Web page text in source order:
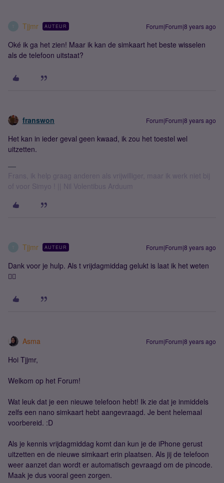
T Tjjmr AUTEUR Forum|Forum|8 years ago
Oké ik ga het zien! Maar ik kan de simkaart het beste wisselen
als de telefoon uitstaat?
franswon Forum|Forum|8 years ago
Het kan in ieder geval geen kwaad, ik zou het toestel wel
uitzetten.
Frans, ik help graag anderen als vrijwilliger, maar ik werk niet bij
of voor Simyo ! || Nil Volentibus Arduum
T Tjjmr AUTEUR Forum|Forum|8 years ago
Dank voor je hulp. Als t vrijdagmiddag gelukt is laat ik het weten
👍🏻
Asma Forum|Forum|8 years ago
Hoi Tjjmr,
Welkom op het Forum!
Wat leuk dat je een nieuwe telefoon hebt! Ik zie dat je inmiddels
zelfs een nano simkaart hebt aangevraagd. Je bent helemaal
voorbereid. :D
Als je kennis vrijdagmiddag komt dan kun je de iPhone gerust
uitzetten en de nieuwe simkaart erin plaatsen. Als jij de telefoon
weer aanzet dan wordt er automatisch gevraagd om de pincode.
Maak je dus vooral geen zorgen.